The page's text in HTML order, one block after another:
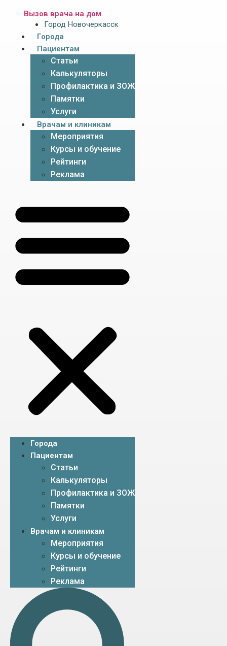
Вызов врача на дом
Город Новочеркасск
Города
Пациентам
Статьи
Калькуляторы
Профилактика и ЗОЖ
Памятки
Услуги
Врачам и клиникам
Мероприятия
Курсы и обучение
Рейтинги
Реклама
Города
Пациентам
Статьи
Калькуляторы
Профилактика и ЗОЖ
Памятки
Услуги
Врачам и клиникам
Мероприятия
Курсы и обучение
Рейтинги
Реклама